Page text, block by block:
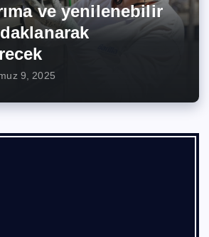
ve yenilenebilir
9, 2025